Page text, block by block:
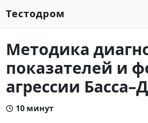
Тестодром
Методика
показателей и
агрессии
10 минут